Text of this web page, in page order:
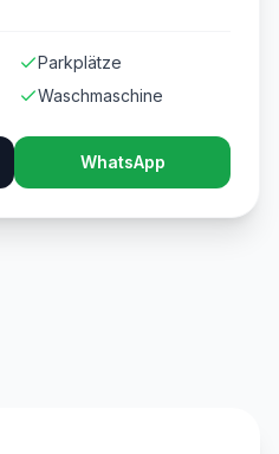
Parkplätze
Waschmaschine
WhatsApp